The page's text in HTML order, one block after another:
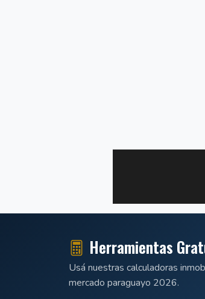
Herramientas
Usá nuestras calculadoras
mercado paraguayo 2026.